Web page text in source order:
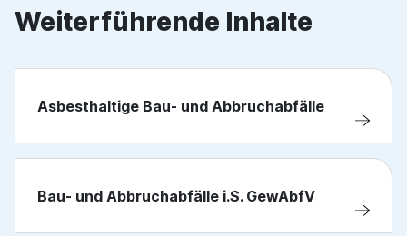
Weiterführende Inhalte
Asbesthaltige Bau- und Abbruchabfälle
Bau- und Abbruchabfälle i.S. GewAbfV